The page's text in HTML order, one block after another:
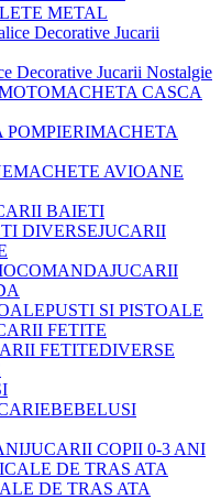
METAL
Decorative Jucarii Nostalgie
MACHETA CASCA
MACHETA
MACHETE AVIOANE
BAIETI
JUCARII
JUCARII
PUSTI SI PISTOALE
FETITE
DIVERSE
BEBELUSI
JUCARII COPII 0-3 ANI
DE TRAS ATA